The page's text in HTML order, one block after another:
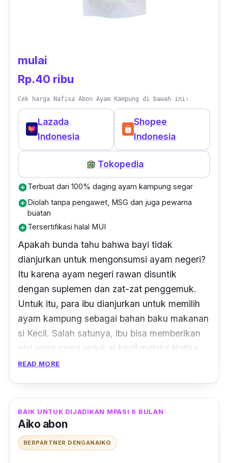
mulai
Rp.40 ribu
Cek harga Nafisa Abon Ayam Kampung di bawah ini:
Lazada
Indonesia
Shopee
Indonesia
Tokopedia
add_circleTerbuat dari 100% daging ayam kampung segar
add_circleDiolah tanpa pengawet, MSG dan juga pewarna
buatan
add_circleTersertifikasi halal MUI
Apakah bunda tahu bahwa bayi tidak
dianjurkan untuk mengonsumsi ayam negeri?
Itu karena ayam negeri rawan disuntik
dengan suplemen dan zat-zat penggemuk.
Untuk itu, para ibu dianjurkan untuk memilih
ayam kampung sebagai bahan baku makanan
si Kecil. Salah satunya, ibu bisa memberikan
gizi yang sama untuk si kecil melalui Nafisa
Abon ayam kampung.
kemudian direbus selama beberapa waktu,
Kemudian disuir, serta diberi bumbu untuk
READ MORE
BAIK UNTUK DIJADIKAN MPASI 6 BULAN
Aiko abon
BERPARTNER DENGANAIKO